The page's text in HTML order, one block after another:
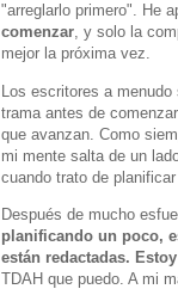
"arreglarlo primero". He
comenzar, y solo la
mejor la próxima vez.
Los escritores a
trama antes de
que avanzan. Como
mi mente salta de un
cuando trato de
Después de mucho
planificando un poco,
están redactadas.
TDAH que puedo. A mi